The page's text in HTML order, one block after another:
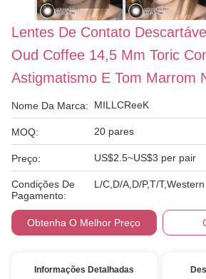
Lentes De Contato
Oud Coffee 14,5 Mm Toric
Astigmatismo E Tom Marrom
Nome Da Marca: MILLCReeK
MOQ: 20 pares
Preço: US$2.5~US$3 per pair
Condições De
Pagamento:
L/C,D/A,D/P,T/
Obtenha O Melhor Preço
Informações Detalhadas